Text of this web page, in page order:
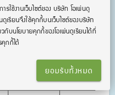
preventive
ป้องกันได้
preventively
อย่างป้องกันไว้
ที่เป็นขั้นตอน
อย่างเป็นกระ
บวนการ
ใช้งานเว็บไซต์ของ บริษัท โอเพ่นดู
ดูเรียนจึงใช้คุกกี้บนเว็บไซต์ของบริษัท
บนโยบายคุกกี้ของโอเพ่นดูเรียนได้ที่
กกี้ได้
ยอมรับทั้งหมด